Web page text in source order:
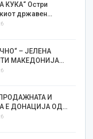
КУКА“ Остри
државен…
– ЈЕЛЕНА
МАКЕДОНИЈА…
И
Е ДОНАЦИЈА ОД…